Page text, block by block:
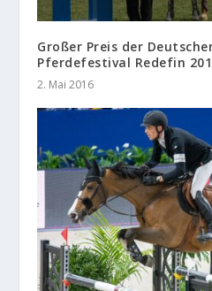
Großer Preis der
Pferdefestival Redefin
2. Mai 2016